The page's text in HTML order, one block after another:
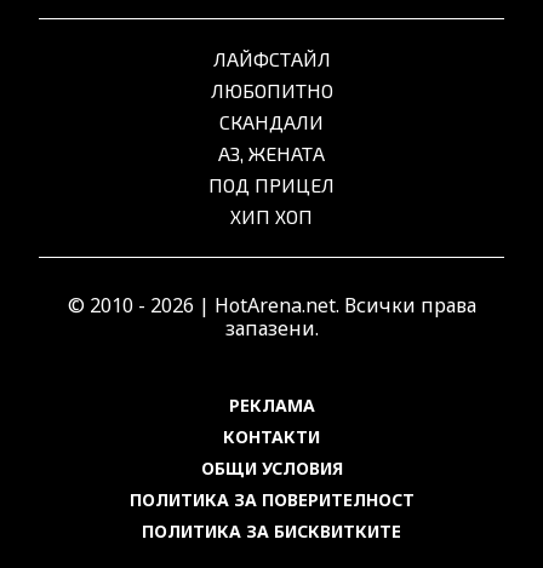
ЛАЙФСТАЙЛ
ЛЮБОПИТНО
СКАНДАЛИ
АЗ, ЖЕНАТА
ПОД ПРИЦЕЛ
ХИП ХОП
© 2010 - 2026 | HotArena.net. Всички права
запазени.
РЕКЛАМА
КОНТАКТИ
ОБЩИ УСЛОВИЯ
ПОЛИТИКА ЗА ПОВЕРИТЕЛНОСТ
ПОЛИТИКА ЗА БИСКВИТКИТЕ